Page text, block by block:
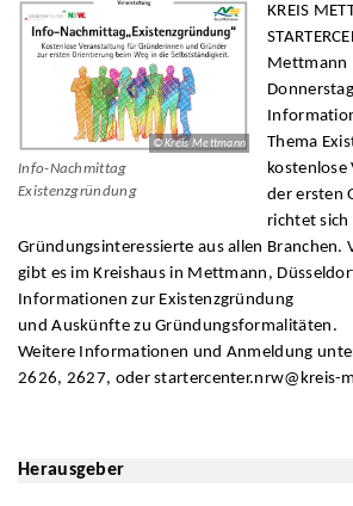
© Kreis Mettmann
Info-Nachmittag
Existenzgründung
KREIS
Mettmann
Thema
der ersten
richtet sich
Gründungsinteressierte aus allen Branchen.
gibt es im Kreishaus in Mettmann,
Informationen zur Existenzgründung
und Auskünfte zu Gründungsformalitäten.
Weitere Informationen und Anmeldung
2626, 2627, oder startercenter.nrw@kreis-
Herausgeber